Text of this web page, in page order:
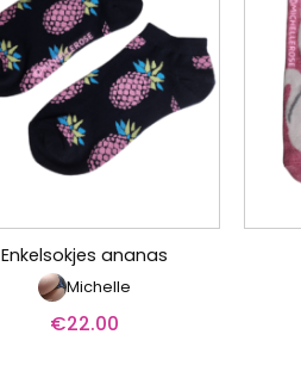
Enkelsokjes ananas
Michelle
€22.00